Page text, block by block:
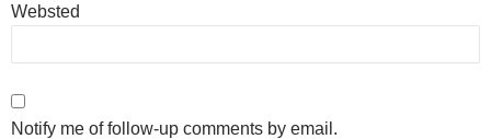
Websted
Notify me of follow-up comments by email.